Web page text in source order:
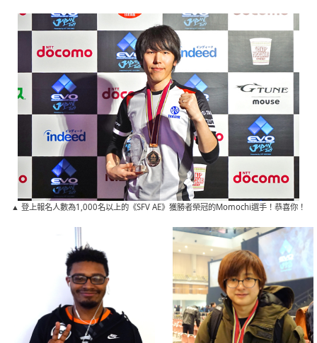
▲ 登上報名人數為1,000名以上的《SFV AE》獲勝者榮冠的Momochi選手！恭喜你！